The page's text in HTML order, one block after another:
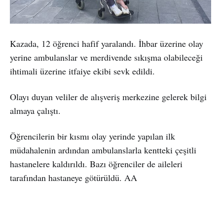
Kazada, 12 öğrenci hafif yaralandı. İhbar üzerine olay
yerine ambulanslar ve merdivende sıkışma olabileceği
ihtimali üzerine itfaiye ekibi sevk edildi.
Olayı duyan veliler de alışveriş merkezine gelerek bilgi
almaya çalıştı.
Öğrencilerin bir kısmı olay yerinde yapılan ilk
müdahalenin ardından ambulanslarla kentteki çeşitli
hastanelere kaldırıldı. Bazı öğrenciler de aileleri
tarafından hastaneye götürüldü. AA